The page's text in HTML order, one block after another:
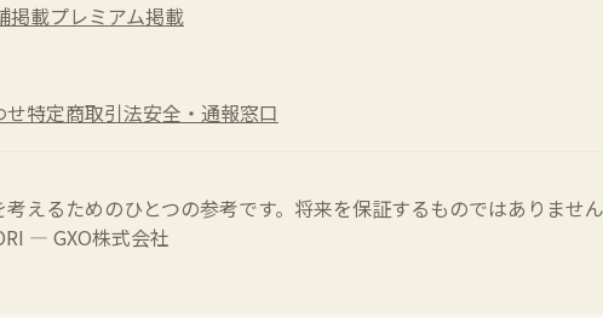
掲載プレミアム掲載
せ特定商取引法安全・通報窓口
えるためのひとつの参考です。将来を保証するものではありません
— GXO株式会社